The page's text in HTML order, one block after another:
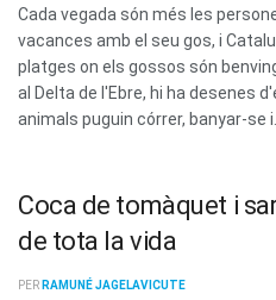
Cada vegada són més les
vacances amb el seu gos, i
platges on els gossos són
al Delta de l'Ebre, hi ha desenes
animals puguin córrer, banyar-se i...
Coca de tomàquet i
de tota la vida
PER RAMUNÉ JAGELAVICUTE